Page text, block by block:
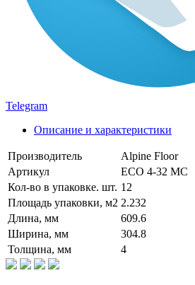
Telegram
Описание и характеристики
Производитель
Alpine Floor
Артикул
ЕСО 4-32 MC
Кол-во в упаковке. шт. 12
Площадь упаковки, м2 2.232
Длина, мм
609.6
Ширина, мм
304.8
Толщина, мм
4